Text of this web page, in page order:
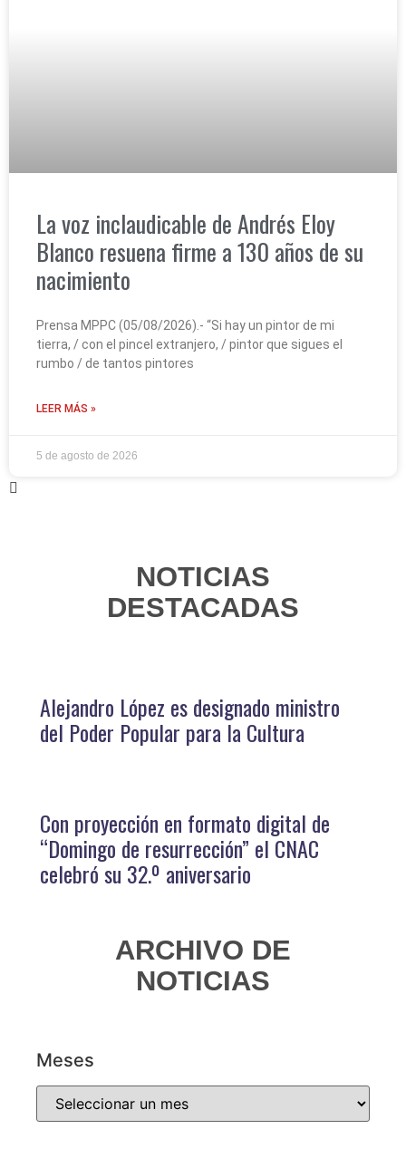
La voz inclaudicable de Andrés Eloy
Blanco resuena firme a 130 años de su
nacimiento
Prensa MPPC (05/08/2026).- “Si hay un pintor de mi
tierra, / con el pincel extranjero, / pintor que sigues el
rumbo / de tantos pintores
LEER MÁS »
5 de agosto de 2026
NOTICIAS
DESTACADAS
Alejandro López es designado ministro
del Poder Popular para la Cultura
Con proyección en formato digital de
“Domingo de resurrección” el CNAC
celebró su 32.º aniversario
ARCHIVO DE
NOTICIAS
Meses